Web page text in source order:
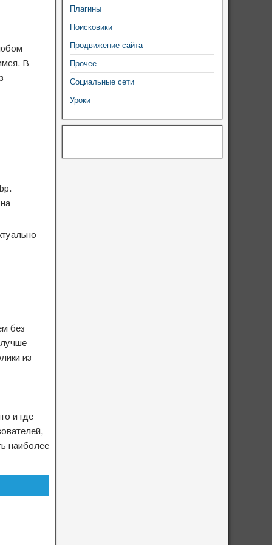
В-
без
из
и где
наиболее
Плагины
Поисковики
Продвижение сайта
Прочее
Социальные сети
Уроки